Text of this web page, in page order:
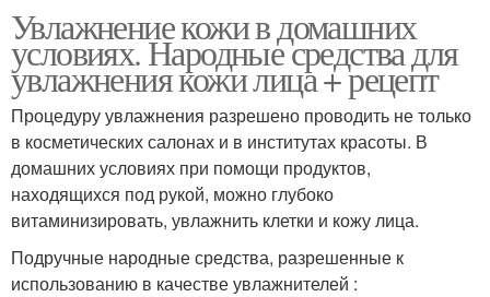
Увлажнение кожи в домашних
условиях. Народные средства для
увлажнения кожи лица + рецепт
Процедуру увлажнения разрешено проводить не только
в косметических салонах и в институтах красоты. В
домашних условиях при помощи продуктов,
находящихся под рукой, можно глубоко
витаминизировать, увлажнить клетки и кожу лица.
Подручные народные средства, разрешенные к
использованию в качестве увлажнителей :